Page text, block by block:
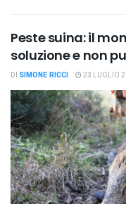
Peste suina: il
soluzione e non
DI SIMONE RICCI 23 LUGLIO